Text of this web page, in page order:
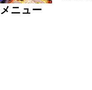
メニュー